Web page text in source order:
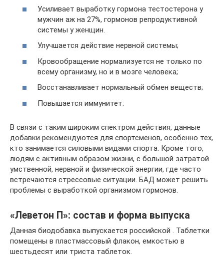
Усиливает выработку гормона тестостерона у
мужчин аж на 27%, гормонов репродуктивной
системы у женщин.
Улучшается действие нервной системы;
Кровообращение нормализуется не только по
всему организму, но и в мозге человека;
Восстанавливает нормальный обмен веществ;
Повышается иммунитет.
В связи с таким широким спектром действия, данные
добавки рекомендуются для спортсменов, особенно тех,
кто занимается силовыми видами спорта. Кроме того,
людям с активным образом жизни, с большой затратой
умственной, нервной и физической энергии, где часто
встречаются стрессовые ситуации. БАД может решить
проблемы с выработкой организмом гормонов.
«Леветон П»: состав и форма выпуска
Данная биодобавка выпускается российской . Таблетки
помещены в пластмассовый флакон, емкостью в
шестьдесят или триста таблеток.